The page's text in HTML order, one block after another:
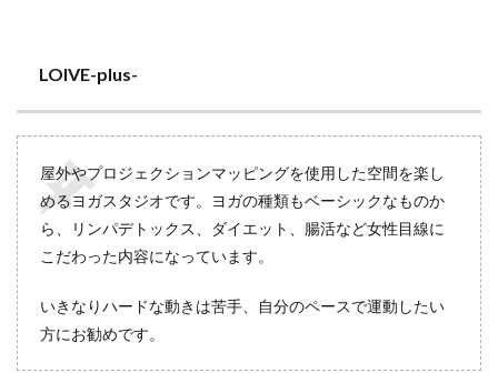
LOIVE-plus-
屋外やプロジェクションマッピングを使用した空間を楽し
めるヨガスタジオです。ヨガの種類もベーシックなものか
ら、リンパデトックス、ダイエット、腸活など女性目線に
こだわった内容になっています。
いきなりハードな動きは苦手、自分のペースで運動したい
方にお勧めです。